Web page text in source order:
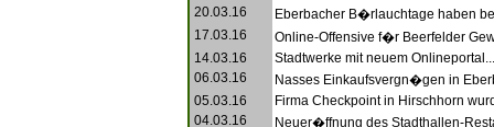
20.03.16
Eberbacher B�rlauchtage haben
17.03.16
Online-Offensive f�r Beerfelder
14.03.16
Stadtwerke mit neuem Onlineportal...
06.03.16
Nasses Einkaufsvergn�gen in
05.03.16
Firma Checkpoint in Hirschhorn
04.03.16
Neuer�ffnung des Stadthallen-